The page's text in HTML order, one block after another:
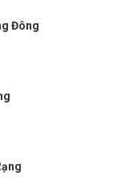
Đông